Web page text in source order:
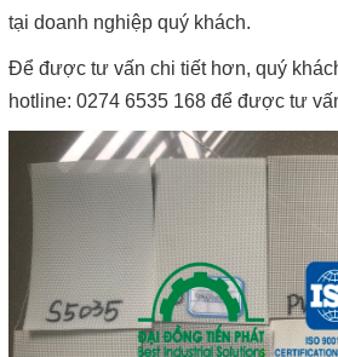
tại doanh nghiệp quý khách.
Để được tư vấn chi tiết hơn, quý
hotline: 0274 6535 168 để được tư